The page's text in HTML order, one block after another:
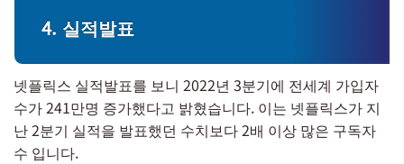
4. 실적발표
넷플릭스 실적발표를 보니 2022년 3분기에 전세계 가입자
수가 241만명 증가했다고 밝혔습니다. 이는 넷플릭스가 지
난 2분기 실적을 발표했던 수치보다 2배 이상 많은 구독자
수 입니다.